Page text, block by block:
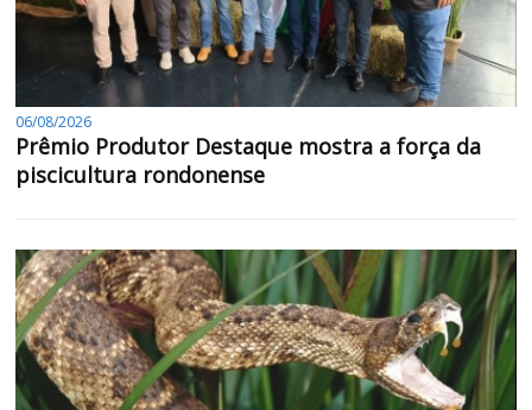
06/08/2026
Prêmio Produtor Destaque mostra a força da
piscicultura rondonense